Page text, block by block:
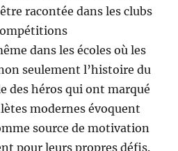
racontée dans les clubs
dans les écoles où les
seulement l’histoire du
des héros qui ont marqué
modernes évoquent
source de motivation
pour leurs propres défis.